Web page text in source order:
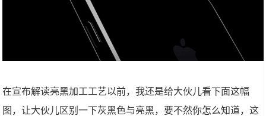
在宣布解读亮黑加工工艺以前，我还是给大伙儿看下面这幅
图，让大伙儿区别一下灰黑色与亮黑，要不然你怎么知道，这